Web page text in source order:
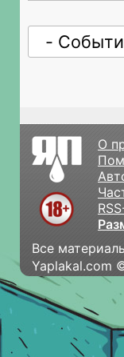
О
Все
Yaplakal.com